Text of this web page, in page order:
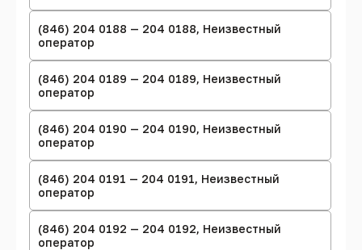
(846) 204 0188 — 204 0188, Неизвестный
оператор
(846) 204 0189 — 204 0189, Неизвестный
оператор
(846) 204 0190 — 204 0190, Неизвестный
оператор
(846) 204 0191 — 204 0191, Неизвестный
оператор
(846) 204 0192 — 204 0192, Неизвестный
оператор